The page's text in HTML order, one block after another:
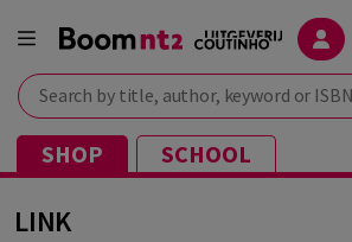
Search by title, author, keyword or ISBN
SHOP SCHOOL
LINK